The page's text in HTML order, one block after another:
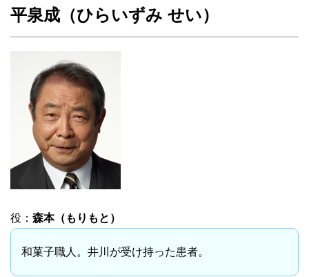
平泉成（ひらいずみ せい）
役： 森本（もりもと）
和菓子職人。井川が受け持った患者。